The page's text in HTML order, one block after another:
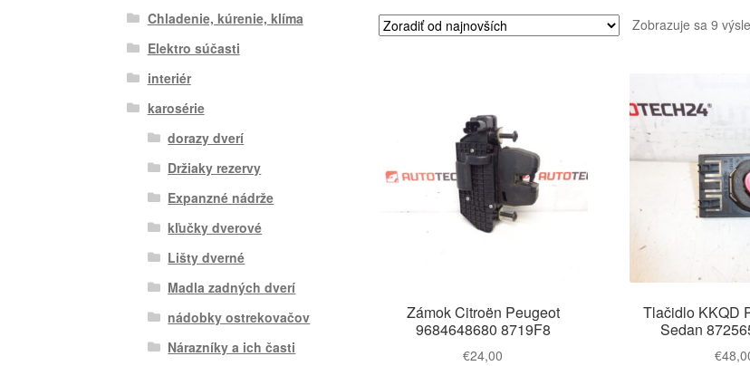
Zobrazuje sa 9
Zámok Citroën Peugeot
9684648680 8719F8
€24,00
Tlačidlo KKQD
Sedan
€
Chladenie, kúrenie, klíma
Elektro súčasti
interiér
karosérie
dorazy dverí
Držiaky rezervy
Expanzné nádrže
kľučky dverové
Lišty dverné
Madla zadných dverí
nádobky ostrekovačov
Nárazníky a ich časti